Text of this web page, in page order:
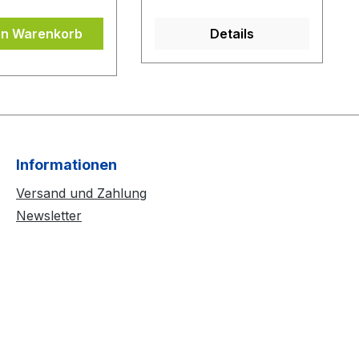
Warenkorb Details
Informationen
Versand und Zahlung
Newsletter